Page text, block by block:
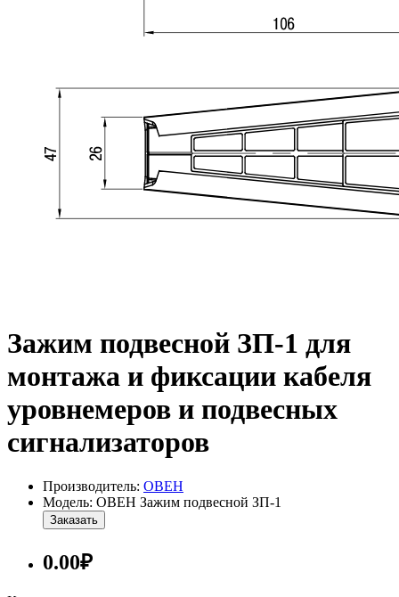
Зажим подвесной ЗП-1 для
монтажа и фиксации кабеля
уровнемеров и подвесных
сигнализаторов
Производитель: ОВЕН
Модель: ОВЕН Зажим подвесной ЗП-1
Заказать
0.00₽